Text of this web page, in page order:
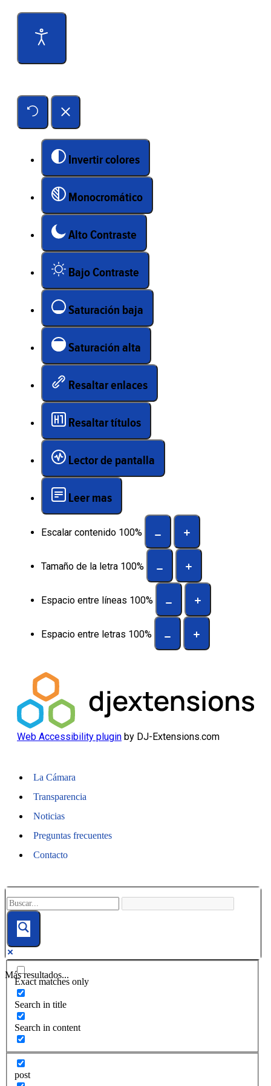
Invertir colores
Monocromático
Alto Contraste
Bajo Contraste
Saturación baja
Saturación alta
Resaltar enlaces
Resaltar títulos
Lector de pantalla
Leer mas
Escalar contenido 100%
Tamaño de la letra 100%
Espacio entre líneas 100%
Espacio entre letras 100%
Web Accessibility plugin by DJ-Extensions.com
La Cámara
Transparencia
Noticias
Preguntas frecuentes
Contacto
Más resultados...
Exact matches only
Search in title
Search in content
post